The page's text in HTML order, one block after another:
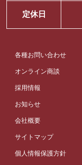
定休日
各種お問い合わせ
オンライン商談
採用情報
お知らせ
会社概要
サイトマップ
個人情報保護方針